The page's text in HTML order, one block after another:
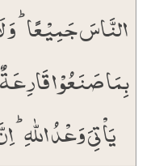
النَّاسَ جَمِیۡعًا ؕ وَ
بِمَا صَنَعُوۡا
یَاۡتِیَ وَعۡدُ اللّٰہِ